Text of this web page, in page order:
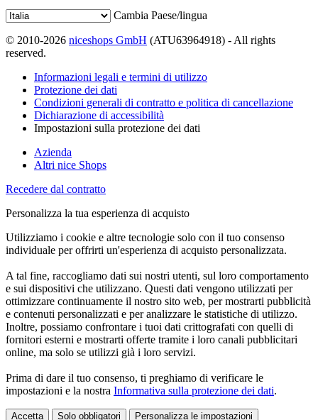
Cambia Paese/lingua
© 2010-2026 niceshops GmbH (ATU63964918) - All rights
reserved.
Informazioni legali e termini di utilizzo
Protezione dei dati
Condizioni generali di contratto e politica di cancellazione
Dichiarazione di accessibilità
Impostazioni sulla protezione dei dati
Azienda
Altri nice Shops
Recedere dal contratto
Personalizza la tua esperienza di acquisto
Utilizziamo i cookie e altre tecnologie solo con il tuo consenso
individuale per offrirti un'esperienza di acquisto personalizzata.
A tal fine, raccogliamo dati sui nostri utenti, sul loro comportamento
e sui dispositivi che utilizzano. Questi dati vengono utilizzati per
ottimizzare continuamente il nostro sito web, per mostrarti pubblicità
e contenuti personalizzati e per analizzare le statistiche di utilizzo.
Inoltre, possiamo confrontare i tuoi dati crittografati con quelli di
fornitori esterni e mostrarti offerte tramite i loro canali pubblicitari
online, ma solo se utilizzi già i loro servizi.
Prima di dare il tuo consenso, ti preghiamo di verificare le
impostazioni e la nostra Informativa sulla protezione dei dati.
Accetta Solo obbligatori Personalizza le impostazioni